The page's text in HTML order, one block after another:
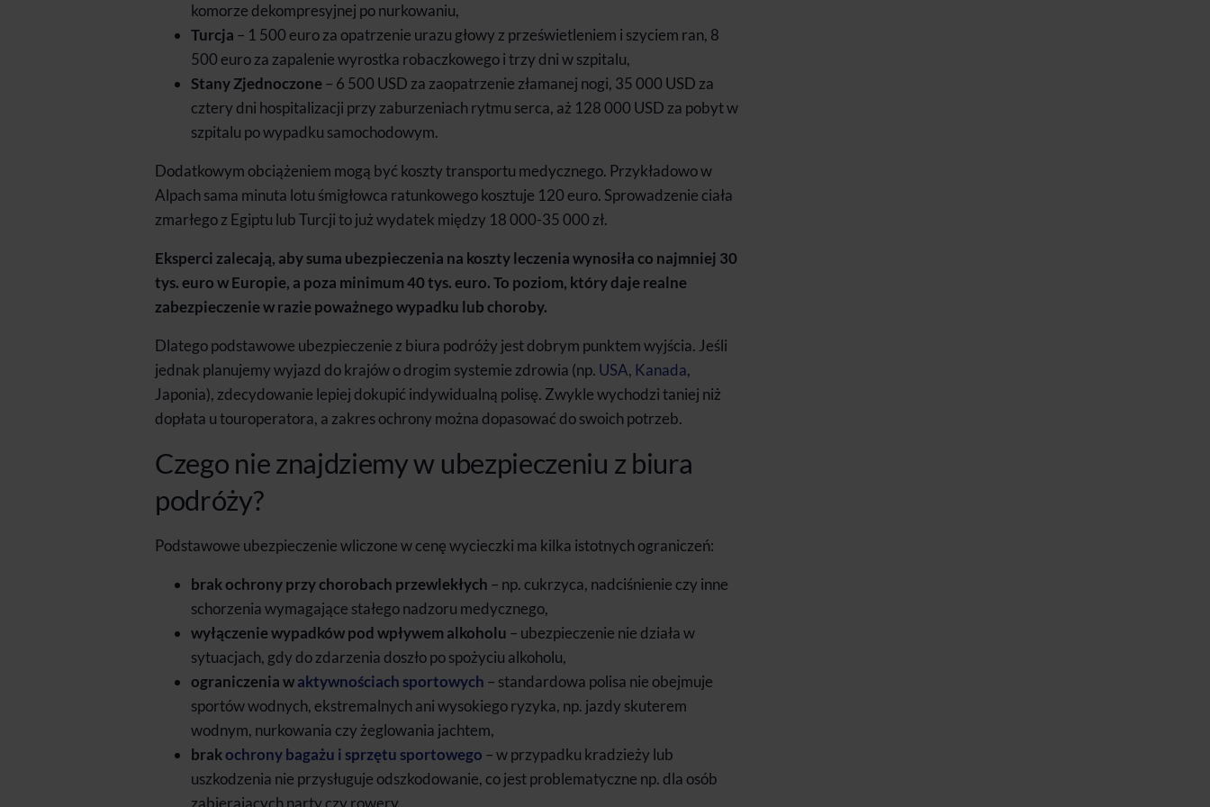
komorze dekompresyjnej po nurkowaniu,
Turcja – 1 500 euro za opatrzenie urazu głowy z prześwietleniem i szyciem ran, 8
500 euro za zapalenie wyrostka robaczkowego i trzy dni w szpitalu,
Stany Zjednoczone– 6 500 USD za zaopatrzenie złamanej nogi, 35 000 USD za
cztery dni hospitalizacji przy zaburzeniach rytmu serca, aż 128 000 USD za pobyt w
szpitalu po wypadku samochodowym.
Dodatkowym obciążeniem mogą być koszty transportu medycznego. Przykładowo w
Alpach sama minuta lotu śmigłowca ratunkowego kosztuje 120 euro. Sprowadzenie ciała
zmarłego z Egiptu lub Turcji to już wydatek między 18 000-35 000 zł.
Eksperci zalecają, aby suma ubezpieczenia na koszty leczenia wynosiła co najmniej 30
tys. euro w Europie, a poza minimum 40 tys. euro. To poziom, który daje realne
zabezpieczenie w razie poważnego wypadku lub choroby.
Dlatego podstawowe ubezpieczenie z biura podróży jest dobrym punktem wyjścia. Jeśli
jednak planujemy wyjazd do krajów o drogim systemie zdrowia (np. USA, Kanada,
Japonia), zdecydowanie lepiej dokupić indywidualną polisę. Zwykle wychodzi taniej niż
dopłata u touroperatora, a zakres ochrony można dopasować do swoich potrzeb.
Czego nie znajdziemy w ubezpieczeniu z biura
podróży?
Podstawowe ubezpieczenie wliczone w cenę wycieczki ma kilka istotnych ograniczeń:
brak ochrony przy chorobach przewlekłych – np. cukrzyca, nadciśnienie czy inne
schorzenia wymagające stałego nadzoru medycznego,
wyłączenie wypadków pod wpływem alkoholu – ubezpieczenie nie działa w
sytuacjach, gdy do zdarzenia doszło po spożyciu alkoholu,
ograniczenia waktywnościach sportowych – standardowa polisa nie obejmuje
sportów wodnych, ekstremalnych ani wysokiego ryzyka, np. jazdy skuterem
wodnym, nurkowania czy żeglowania jachtem,
brakochrony bagażu i sprzętu sportowego – w przypadku kradzieży lub
uszkodzenia nie przysługuje odszkodowanie, co jest problematyczne np. dla osób
zabierających narty czy rowery,